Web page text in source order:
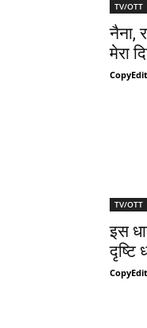
TV/OTT
नैना,
मेरा
CopyEdit
TV/OTT
इस
दृष्‍टि
CopyEdit